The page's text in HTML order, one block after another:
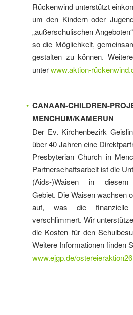
Rückenwind unterstützt
um den Kindern oder
„außerschulischen
so die Möglichkeit,
gestalten zu können.
unterwww.aktion-
CANAAN-CHILDREN-
MENCHUM/KAMERUN
Der Ev. Kirchenbezirk
über 40 Jahren eine
Presbyterian Church in
Partnerschaftsarbeit ist die
(Aids-)Waisen in diesem
Gebiet. Die Waisen wachsen
auf, was die finanzielle
verschlimmert. Wir
die Kosten für den
Weitere Informationen finden
www.ejgp.de/ostereieraktion26